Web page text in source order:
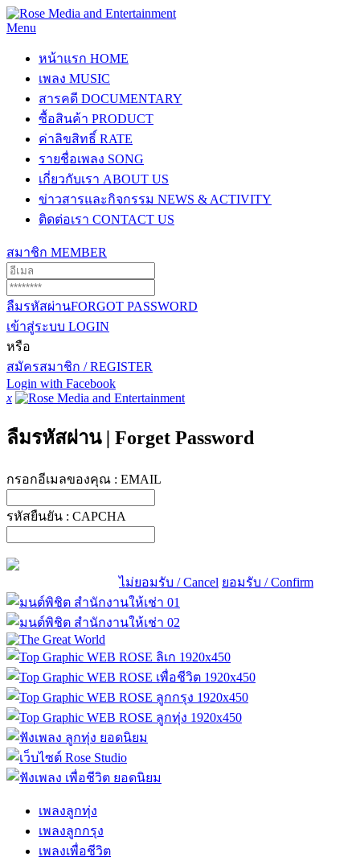
Menu
หน้าแรก HOME
เพลง MUSIC
สารคดี DOCUMENTARY
ซื้อสินค้า PRODUCT
ค่าลิขสิทธิ์ RATE
รายชื่อเพลง SONG
เกี่ยวกับเรา ABOUT US
ข่าวสารและกิจกรรม NEWS & ACTIVITY
ติดต่อเรา CONTACT US
สมาชิก MEMBER
ลืมรหัสผ่านFORGOT PASSWORD
เข้าสู่ระบบ LOGIN
หรือ
สมัครสมาชิก / REGISTER
Login with Facebook
x
ลืมรหัสผ่าน | Forget Password
กรอกอีเมลของคุณ : EMAIL
รหัสยืนยัน : CAPCHA
ไม่ยอมรับ / Cancel ยอมรับ / Confirm
เพลงลูกทุ่ง
เพลงลูกกรุง
เพลงเพื่อชีวิต